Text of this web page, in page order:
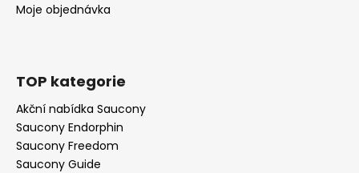
Moje objednávka
TOP kategorie
Akční nabídka Saucony
Saucony Endorphin
Saucony Freedom
Saucony Guide